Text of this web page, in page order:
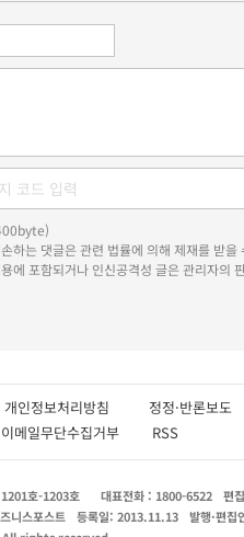
하는 댓글은 관련 법률에 의해 제재를 받을
에 포함되거나 인신공격성 글은 관리자의
개인정보처리방침 정정·반론보도
이메일무단수집거부 RSS
호-1203호 대표전화 : 1800-6522 편
니스포스트 등록일: 2013.11.13 발행·편집